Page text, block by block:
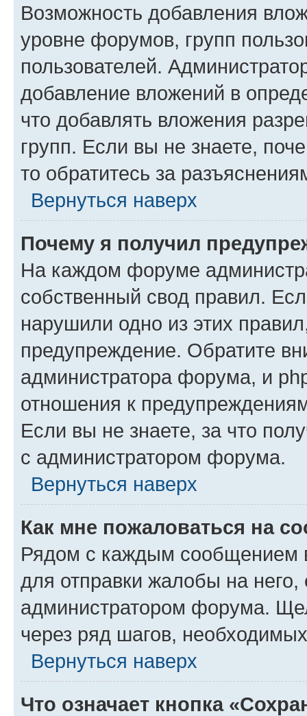
Возможность добавления
уровне форумов, групп
пользователей.
добавление вложений в
что добавлять вложения
групп. Если вы не знаете,
то обратитесь за
Вернуться наверх
Почему я получил
На каждом форуме
собственный свод правил.
нарушили одно из этих
предупреждение. Обратите
администратора форума, и
отношения к
Если вы не знаете, за что
с администратором форума.
Вернуться наверх
Как мне пожаловаться на
Рядом с каждым сообщением
для отправки жалобы на
администратором форума.
через ряд шагов,
Вернуться наверх
Что означает кнопка